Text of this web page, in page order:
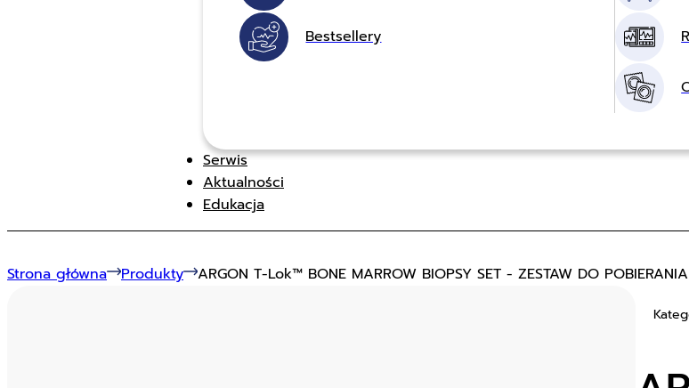
Bestsellery
Serwis
Aktualności
Edukacja
Strona główna Produkty ARGON T-Lok™ BONE MARROW BIOPSY SET - ZESTAW DO